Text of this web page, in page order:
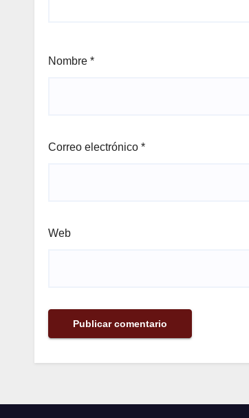
Nombre *
Correo electrónico *
Web